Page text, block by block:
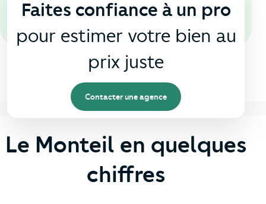
Faites confiance à un pro
pour estimer votre bien au
prix juste
Contacter une agence
Le Monteil en quelques
chiffres